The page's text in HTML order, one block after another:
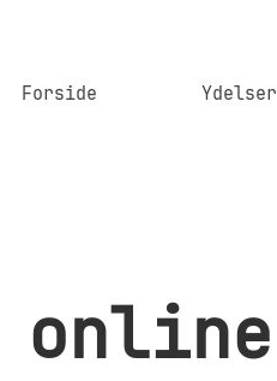
Forside Ydelser
online